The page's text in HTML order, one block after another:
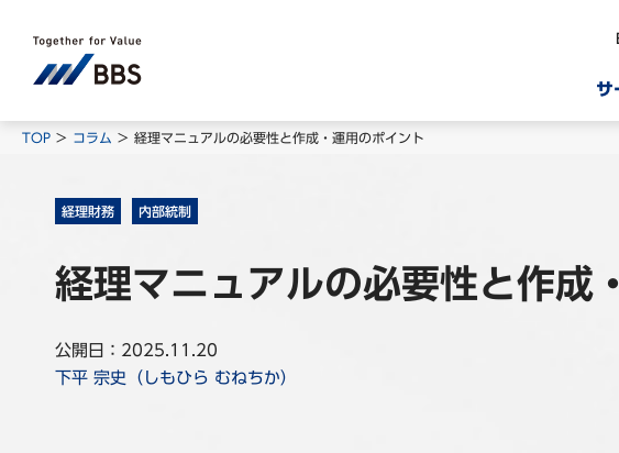
サ
TOP コラム 経理マニュアルの必要性と作成・運用のポイント
経理財務 内部統制
経理マニュアルの必要性と作成
公開日：2025.11.20
下平 宗史（しもひら むねちか）